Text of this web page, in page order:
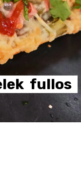
fullos